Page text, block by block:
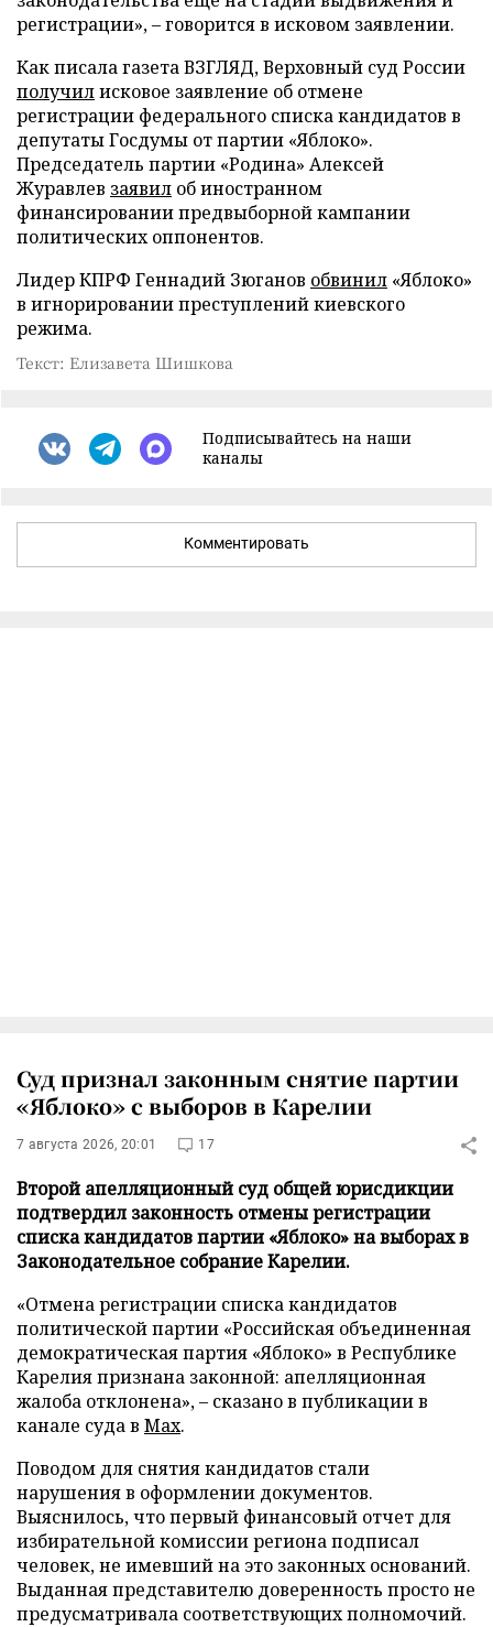
регистрации», – говорится в исковом заявлении.
Как писала газета ВЗГЛЯД, Верховный суд России
получилисковое заявление об отмене
регистрации федерального списка кандидатов в
депутаты Госдумы от партии «Яблоко».
Председатель партии «Родина» Алексей
Журавлев заявил об иностранном
финансировании предвыборной кампании
политических оппонентов.
Лидер КПРФ Геннадий Зюганов обвинил «Яблоко»
в игнорировании преступлений киевского
режима.
Текст: Елизавета Шишкова
Подписывайтесь на наши
каналы
Комментировать
Суд признал законным снятие партии
«Яблоко» с выборов в Карелии
7 августа 2026, 20:01 17
Второй апелляционный суд общей юрисдикции
подтвердил законность отмены регистрации
списка кандидатов партии «Яблоко» на выборах в
Законодательное собрание Карелии.
«Отмена регистрации списка кандидатов
политической партии «Российская объединенная
демократическая партия «Яблоко» в Республике
Карелия признана законной: апелляционная
жалоба отклонена», – сказано в публикации в
канале суда в Max.
Поводом для снятия кандидатов стали
нарушения в оформлении документов.
Выяснилось, что первый финансовый отчет для
избирательной комиссии региона подписал
человек, не имевший на это законных оснований.
Выданная представителю доверенность просто не
предусматривала соответствующих полномочий.